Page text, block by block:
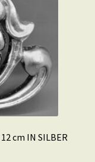
cm IN SILBER